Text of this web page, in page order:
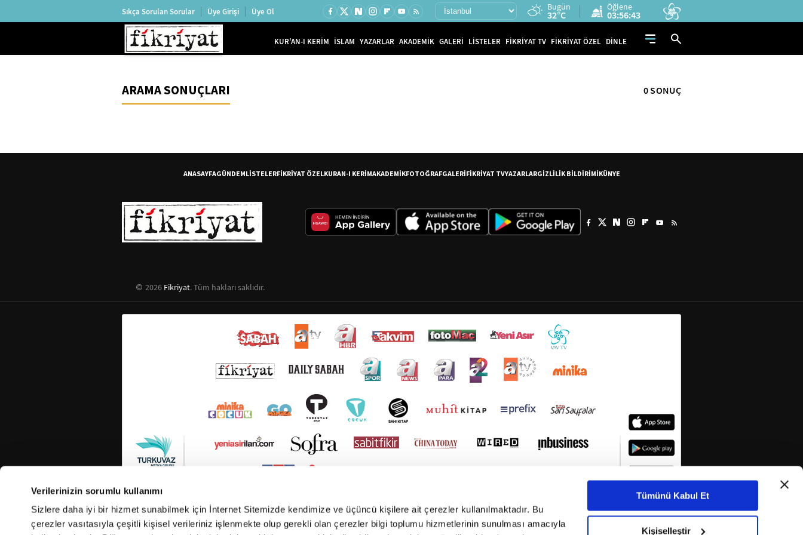
Verilerinizin sorumlu kullanımı
Sizlere daha iyi bir hizmet sunabilmek için İnternet Sitemizde kendimize ve üçüncü kişilere ait çerezler kullanılmaktadır. Bu
çerezler vasıtasıyla çeşitli kişisel verileriniz işlenmekte olup gerekli olan çerezler bilgi toplumu hizmetlerinin sunulması amacıyla
Tümünü Kabul Et
Kişiselleştir
Sıkça Sorulan Sorular Üye Girişi Üye Ol Bugün
32°C
Öğlene
03:56:42
KUR'AN-I KERİM İSLAM YAZARLAR AKADEMİK GALERİ LİSTELER FİKRİYAT TV FİKRİYAT ÖZEL DİNLE
ARAMA SONUÇLARI 0 SONUÇ
ANASAYFAGÜNDEMLİSTELERFİKRİYAT ÖZELKURAN-I KERİMAKADEMİKFOTOĞRAFGALERİFİKRİYAT TVYAZARLARGİZLİLİK BİLDİRİMİKÜNYE
2026 Fikriyat. Tüm hakları saklıdır.